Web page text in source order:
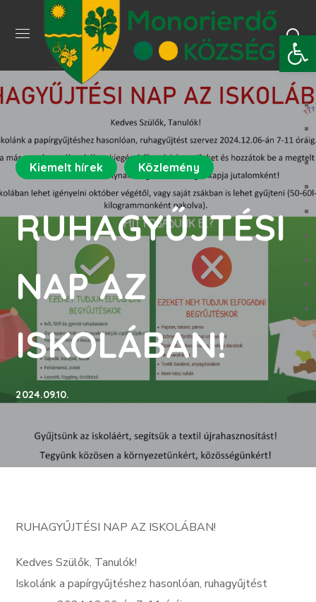
Kiemelt hírek Közlemény
RUHAGYŰJTÉSI
NAP AZ
ISKOLÁBAN!
2024.09.10.
RUHAGYŰJTÉSI NAP AZ ISKOLÁBAN!
Kedves Szülők, Tanulók!
Iskolánk a papírgyűjtéshez hasonlóan, ruhagyűjtést